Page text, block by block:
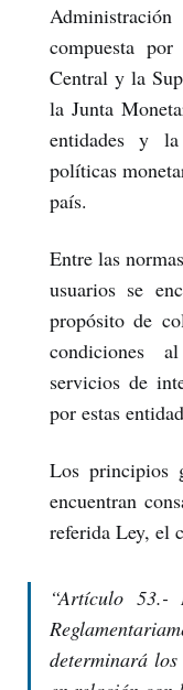
compuesta
Central y la
la Junta
entidades y
políticas
país.
Entre las
usuarios se
propósito de
condiciones
servicios de
por estas
Los principios
encuentran
referida Ley, el
“Artículo 53.-
determinará los